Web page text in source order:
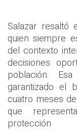
Salazar resaltó
quien siempre
del contexto
decisiones
población.
garantizado el
cuatro meses
que
protección